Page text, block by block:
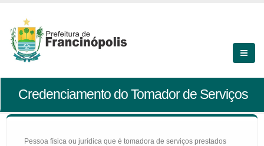
Credenciamento do Tomador de Serviços
Pessoa física ou jurídica que é tomadora de serviços prestados